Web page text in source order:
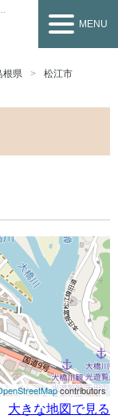
MENU
根県 松江市
contributors
大きな地図で見る